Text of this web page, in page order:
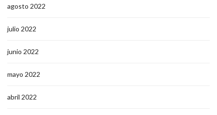
agosto 2022
julio 2022
junio 2022
mayo 2022
abril 2022